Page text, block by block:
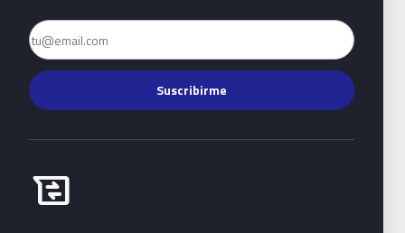
Email
Suscribirme
business_messages
Habla con Bluetab